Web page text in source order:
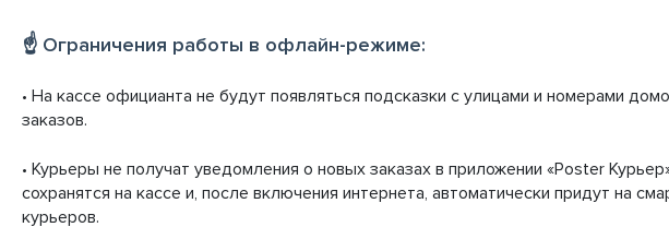
☝️ Ограничения работы в офлайн-режиме:
• На кассе официанта не будут появляться подсказки с улицами и номерами
заказов.
• Курьеры не получат уведомления о новых заказах в приложении «Poster
сохранятся на кассе и, после включения интернета, автоматически придут на
курьеров.